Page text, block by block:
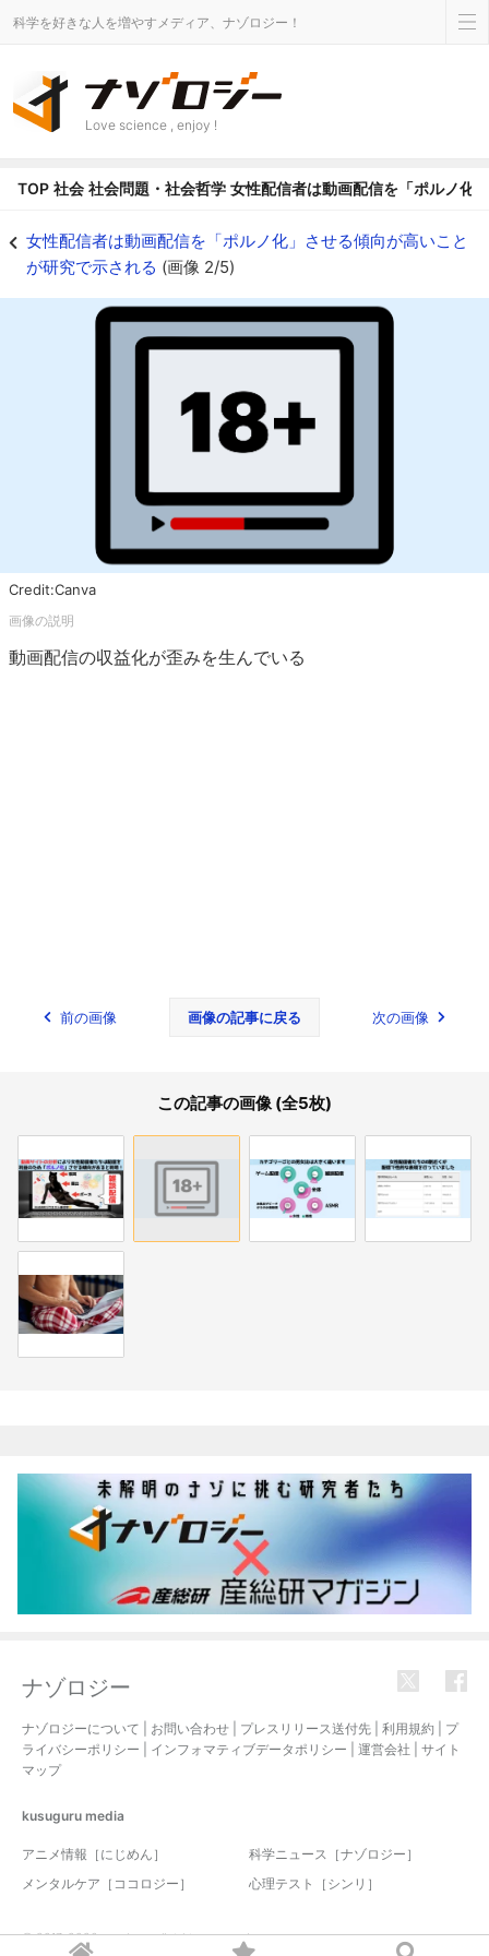
科学を好きな人を増やすメディア、ナゾロジー！
Love science , enjoy !
TOP 社会 社会問題・社会哲学 女性配信者は動画配信を「ポルノ化
女性配信者は動画配信を「ポルノ化」させる傾向が高いこと
が研究で示される (画像 2/5)
Credit:Canva
動画配信の収益化が歪みを生んでいる
前の画像 画像の記事に戻る 次の画像
この記事の画像 (全5枚)
ナゾロジー
ナゾロジーについて お問い合わせ プレスリリース送付先 利用規約
プ
ライバシーポリシー
インフォマティブデータポリシー 運営会社
サイト
マップ
kusuguru media
アニメ情報［にじめん］
科学ニュース［ナゾロジー］
メンタルケア［ココロジー］
心理テスト［シンリ］
© 2017-2026 nazology. all rights reserved.